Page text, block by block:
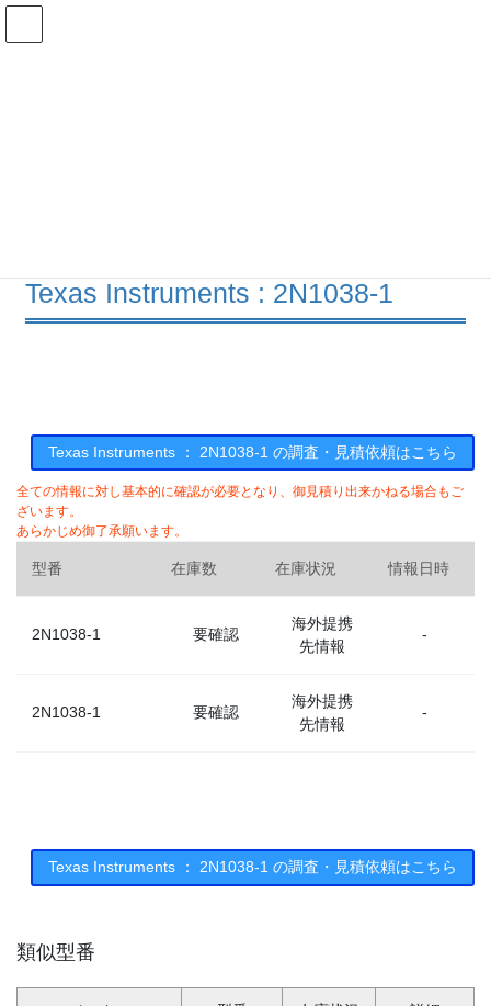
コ
ナ
Texas Instruments : 2N1038-1
Texas Instruments ： 2N1038-1 の調査・見積依頼はこちら
全ての情報に対し基本的に確認が必要となり、御見積り出来かねる場合もご
ざいます。
あらかじめ御了承願います。
型番 在庫数 在庫状況 情報日時
2N1038-1 要確認
海外提携
先情報
-
2N1038-1 要確認
海外提携
先情報
-
Texas Instruments ： 2N1038-1 の調査・見積依頼はこちら
類似型番